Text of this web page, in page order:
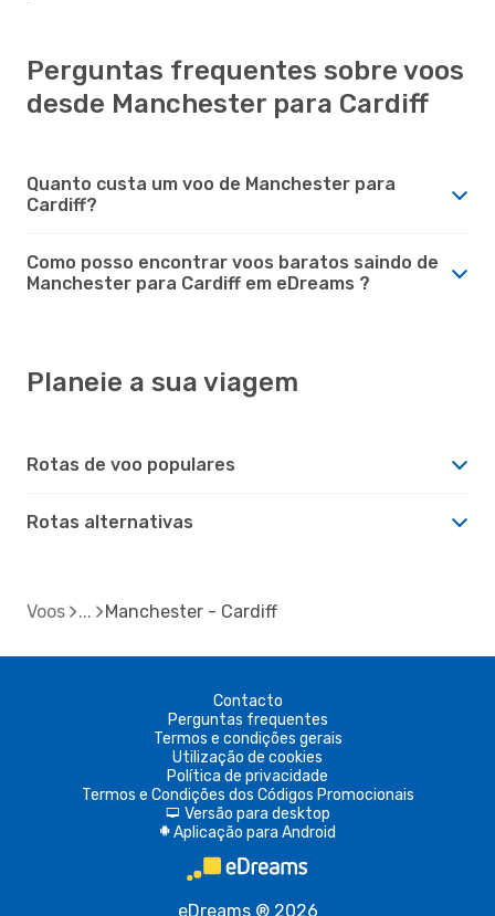
Perguntas frequentes sobre voos
desde Manchester para Cardiff
Quanto custa um voo de Manchester para
Cardiff?
Como posso encontrar voos baratos saindo de
Manchester para Cardiff em eDreams ?
Planeie a sua viagem
Rotas de voo populares
Rotas alternativas
Voos Manchester - Cardiff
Contacto
Perguntas frequentes
Termos e condições gerais
Utilização de cookies
Política de privacidade
Termos e Condições dos Códigos Promocionais
d Versão para desktop
A Aplicação para Android
eDreams ® 2026